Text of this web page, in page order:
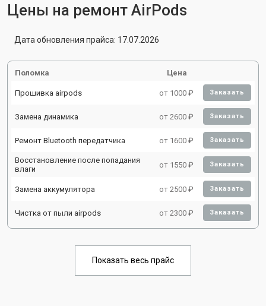
Цены на ремонт AirPods
Дата обновления прайса: 17.07.2026
Поломка Цена
Прошивка airpods от 1000 ₽ Заказать
Замена динамика от 2600 ₽ Заказать
Ремонт Bluetooth передатчика от 1600 ₽ Заказать
Восстановление после попадания
влаги
от 1550 ₽ Заказать
Замена аккумулятора от 2500 ₽ Заказать
Чистка от пыли airpods от 2300 ₽ Заказать
Показать весь прайс